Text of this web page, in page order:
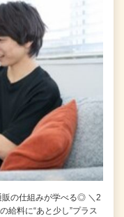
販の仕組みが学べる◎ ＼2
給料に“あと少し”プラス